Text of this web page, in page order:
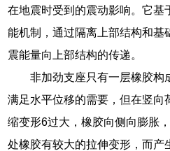
在地震时受到的震动影响。它基
能机制，通过隔离上部结构和基
震能量向上部结构的传递。
非加劲支座只有一层橡胶构
满足水平位移的需要，但在竖向
缩变形6过大，橡胶向侧向膨胀
处橡胶有较大的拉伸变形，而产